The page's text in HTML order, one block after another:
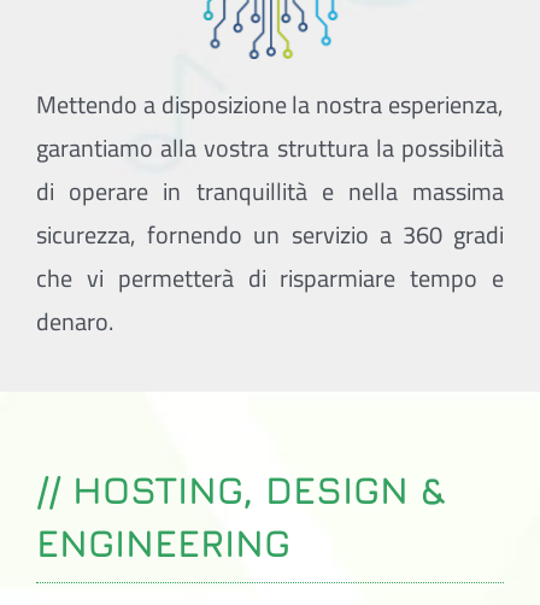
Mettendo a disposizione la nostra esperienza,
garantiamo alla vostra struttura la possibilità
di operare in tranquillità e nella massima
sicurezza, fornendo un servizio a 360 gradi
che vi permetterà di risparmiare tempo e
denaro.
// HOSTING, DESIGN &
ENGINEERING